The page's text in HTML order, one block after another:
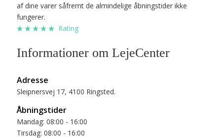
af dine varer såfremt de almindelige åbningstider ikke
fungerer.
Rating
Informationer om LejeCenter
Adresse
Sleipnersvej 17, 4100 Ringsted.
Åbningstider
Mandag: 08:00 - 16:00
Tirsdag: 08:00 - 16:00